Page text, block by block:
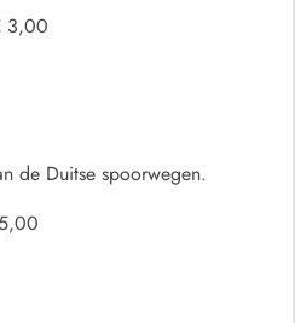
3,00
de Duitse spoorwegen.